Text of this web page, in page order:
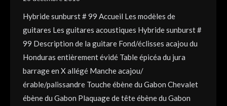
Hybride sunburst # 99 Accueil Les modèles de
guitares Les guitares acoustiques Hybride sunburst #
99 Description de la guitare Fond/éclisses acajou du
Honduras entièrement évidé Table épicéa du jura
barrage en X allégé Manche acajou/
érable/palissandre Touche ébène du Gabon Chevalet
ébène du Gabon Plaquage de tête ébène du Gabon